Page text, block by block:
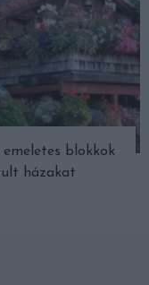
blokkok
házakat